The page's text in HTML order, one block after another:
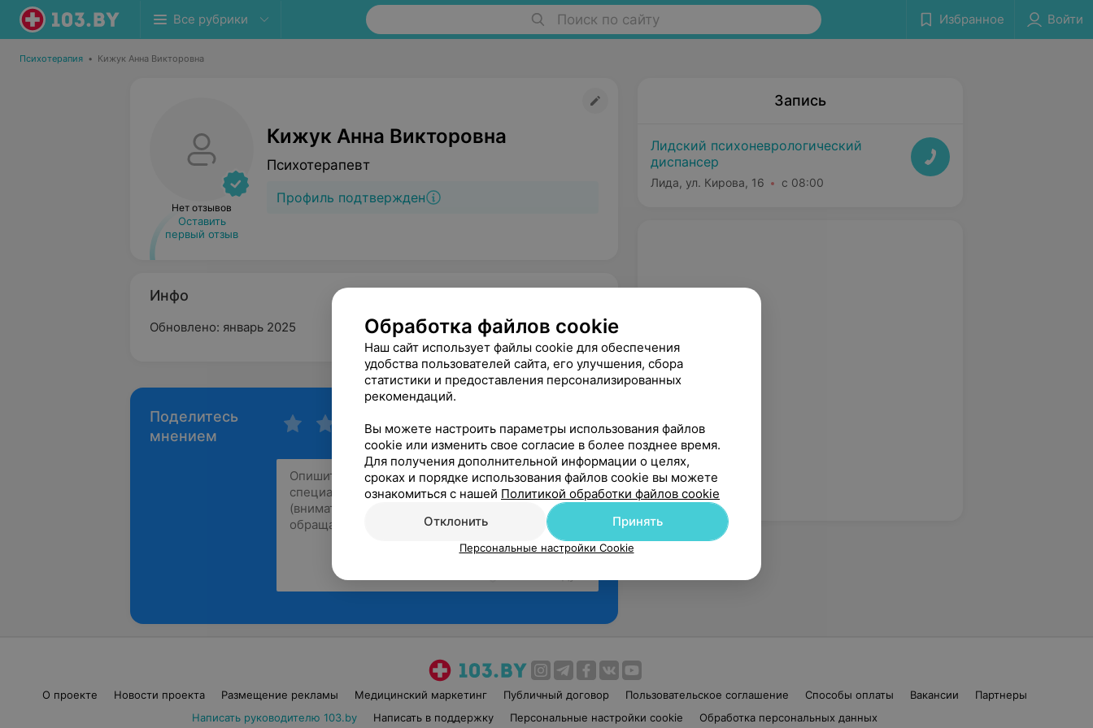
Все рубрики Поиск по сайту Избранное Войти
Психотерапия • Кижук Анна Викторовна
Нет отзывов
Оставить
первый отзыв
Кижук Анна Викторовна
Психотерапевт
Профиль подтвержден
Инфо
Обновлено: январь 2025
Поделитесь
мнением
Запись
Лидский психоневрологический
диспансер
Лида, ул. Кирова, 16 с 08:00
О проекте Новости проекта Размещение рекламы Медицинский маркетинг Публичный договор Пользовательское соглашение Способы оплаты Вакансии
Партнеры
Написать руководителю 103.by
Написать в поддержку Персональные настройки cookie Обработка персональных данных
Обработка файлов cookie
Наш сайт использует файлы cookie для обеспечения
удобства пользователей сайта, его улучшения, сбора
статистики и предоставления персонализированных
рекомендаций.
Вы можете настроить параметры использования файлов
cookie или изменить свое согласие в более позднее время.
Для получения дополнительной информации о целях,
сроках и порядке использования файлов cookie вы можете
ознакомиться с нашей Политикой обработки файлов cookie
Отклонить
Принять
Персональные настройки Cookie